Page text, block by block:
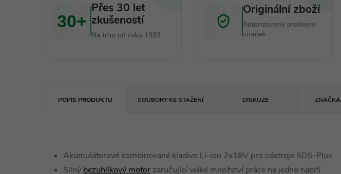
30+
Přes 30 let
zkušeností
Na trhu od roku 1993
Originální zboží
Autorizovaný prodejce
značek
POPIS PRODUKTU SOUBORY KE STAŽENÍ DISKUZE ZNAČKA
Akumulátorové kombinované kladivo Li-ion 2x18V pro nástroje SDS-Plus
Silný bezuhlíkový motor zaručující velké množství práce na jedno nabití